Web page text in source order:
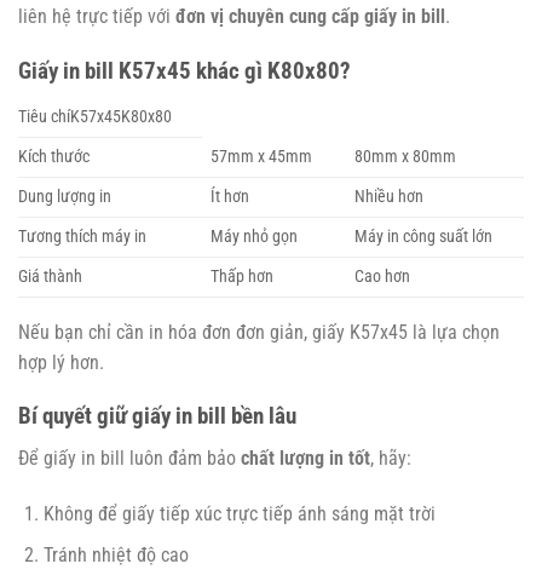
liên hệ trực tiếp với đơn vị chuyên cung cấp giấy in bill .
Giấy in bill K57x45 khác gì K80x80?
Tiêu chíK57x45K80x80
Kích thước
57mm x 45mm
80mm x 80mm
Dung lượng in
Ít hơn
Nhiều hơn
Tương thích máy in
Máy nhỏ gọn
Máy in công suất lớn
Giá thành
Thấp hơn Cao hơn
Nếu bạn chỉ cần in hóa đơn đơn giản, giấy K57x45 là lựa chọn
hợp lý hơn.
Bí quyết giữ giấy in bill bền lâu
Để giấy in bill luôn đảm bảo chất lượng in tốt, hãy:
Không để giấy tiếp xúc trực tiếp ánh sáng mặt trời
Tránh nhiệt độ cao